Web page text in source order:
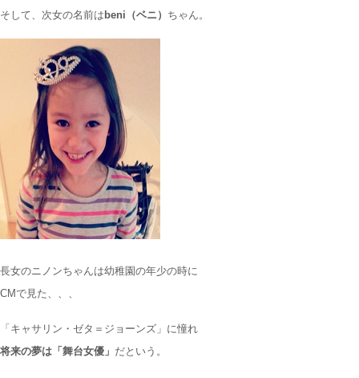
そして、次女の名前は beni（ベニ） ちゃん。
長女のニノンちゃんは幼稚園の年少の時に
CMで見た、、、
「キャサリン・ゼタ＝ジョーンズ」に憧れ
将来の夢は「舞台女優」 だという。